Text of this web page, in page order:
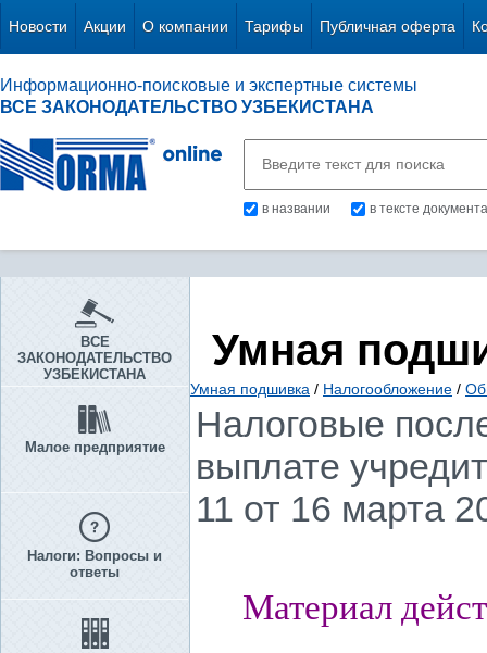
Новости Акции О компании Тарифы Публичная оферта
Информационно-поисковые и экспертные системы
ВСЕ ЗАКОНОДАТЕЛЬСТВО УЗБЕКИСТАНА
в названии в тексте документа
ВСЕ
ЗАКОНОДАТЕЛЬСТВО
УЗБЕКИСТАНА
Малое предприятие
Налоги: Вопросы и
ответы
Умная
Умная подшивка / Налогообложение /
Налоговые
выплате
11 от 16 марта
Материал